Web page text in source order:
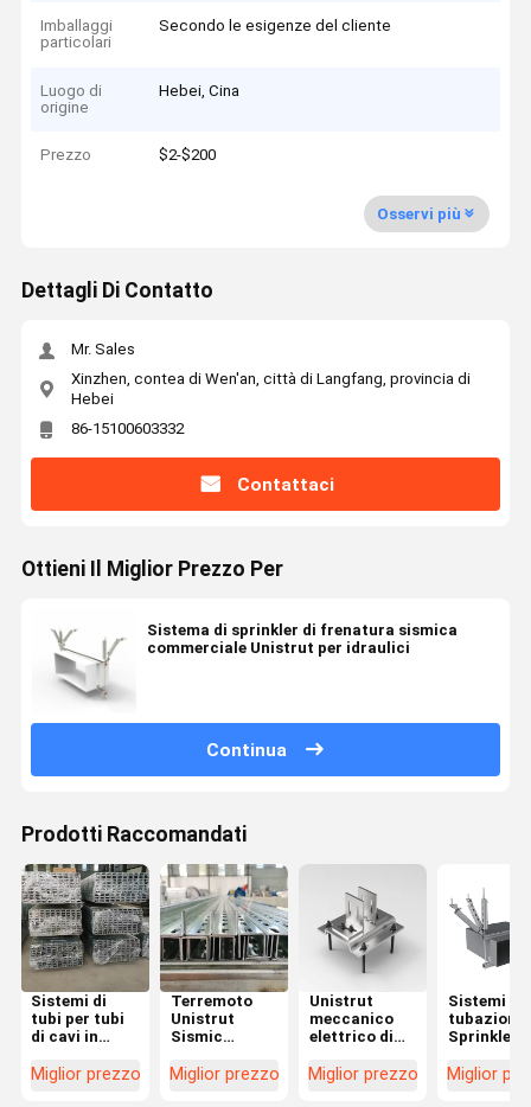
Imballaggi
particolari
Secondo le esigenze del cliente
Luogo di
origine
Hebei, Cina
Prezzo $2-$200
Osservi più
Dettagli Di Contatto
Mr. Sales
Xinzhen, contea di Wen'an, città di Langfang, provincia di
Hebei
86-15100603332
Contattaci
Ottieni Il Miglior Prezzo Per
Sistema di sprinkler di frenatura sismica
commerciale Unistrut per idraulici
Continua
Prodotti Raccomandati
Sistemi di
tubi per tubi
di cavi in
inossidabile
Miglior prezzo
Terremoto
Unistrut
Sismic
Canale Scala
Miglior prezzo
Unistrut
meccanico
elettrico di
sismica per
Miglior prezzo
Sistemi di
tubazioni
Sprinkler
vie
Miglior